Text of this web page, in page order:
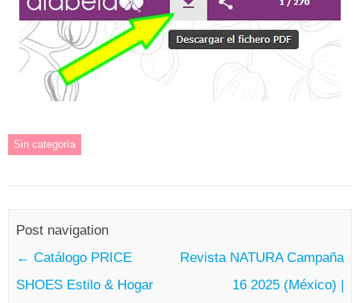
Sin categoría
Post navigation
← Catálogo PRICE
SHOES Estilo & Hogar
Revista NATURA Campaña
16 2025 (México) |